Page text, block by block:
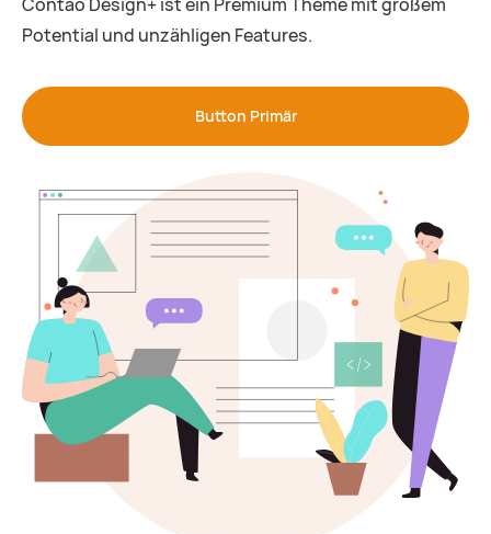
Contao Design+ ist ein Premium Theme mit großem
Potential und unzähligen Features.
Button Primär